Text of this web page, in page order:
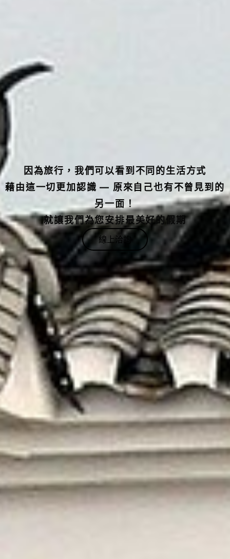
藉由這一切更加認識 — 原來自己也有不曾見到的
另一面！
就讓我們為您安排最美好的假期
線上洽詢